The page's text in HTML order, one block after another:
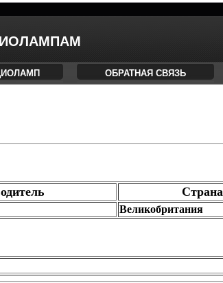
ОБРАТНАЯ СВЯЗЬ
Страна
Великобритания